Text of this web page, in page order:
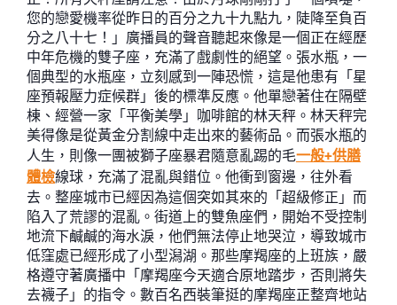
您的戀愛機率從昨日的百分之九十九點九，陡降至負百
分之八十七！」廣播員的聲音聽起來像是一個正在經歷
中年危機的雙子座，充滿了戲劇性的絕望。張水瓶，一
個典型的水瓶座，立刻感到一陣恐慌，這是他患有「星
座預報壓力症候群」後的標準反應。他單戀著住在隔壁
棟、經營一家「平衡美學」咖啡館的林天秤。林天秤完
美得像是從黃金分割線中走出來的藝術品。而張水瓶的
人生，則像一團被獅子座暴君隨意亂踢的毛一般+供膳
體檢線球，充滿了混亂與錯位。他衝到窗邊，往外看
去。整座城市已經因為這個突如其來的「超級修正」而
陷入了荒謬的混亂。街道上的雙魚座們，開始不受控制
地流下鹹鹹的海水淚，他們無法停止地哭泣，導致城市
低窪處已經形成了小型潟湖。那些摩羯座的上班族，嚴
格遵守著廣播中「摩羯座今天適合原地踏步，否則將失
去襪子」的指令。數百名西裝筆挺的摩羯座正整齊地站